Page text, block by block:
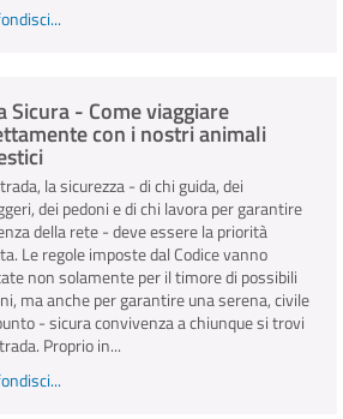
Sicura - Come viaggiare
con i nostri animali
la sicurezza - di chi guida, dei
dei pedoni e di chi lavora per garantire
della rete - deve essere la priorità
Le regole imposte dal Codice vanno
non solamente per il timore di possibili
ma anche per garantire una serena, civile
- sicura convivenza a chiunque si trovi
Proprio in...